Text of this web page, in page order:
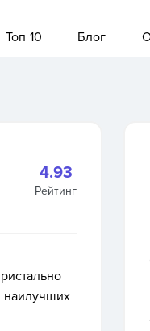
Топ 10 Блог
4.93
Рейтинг
наилучших